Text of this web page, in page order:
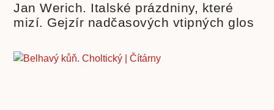
Jan Werich. Italské prázdniny, které
mizí. Gejzír nadčasových vtipných glos